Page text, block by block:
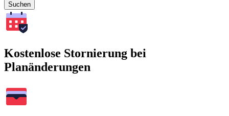
Suchen
Kostenlose Stornierung bei
Planänderungen